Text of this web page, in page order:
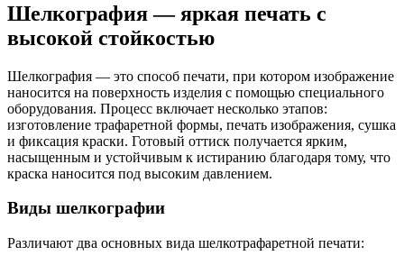
Шелкография — яркая печать с
высокой стойкостью
Шелкография — это способ печати, при котором изображение
наносится на поверхность изделия с помощью специального
оборудования. Процесс включает несколько этапов:
изготовление трафаретной формы, печать изображения, сушка
и фиксация краски. Готовый оттиск получается ярким,
насыщенным и устойчивым к истиранию благодаря тому, что
краска наносится под высоким давлением.
Виды шелкографии
Различают два основных вида шелкотрафаретной печати: